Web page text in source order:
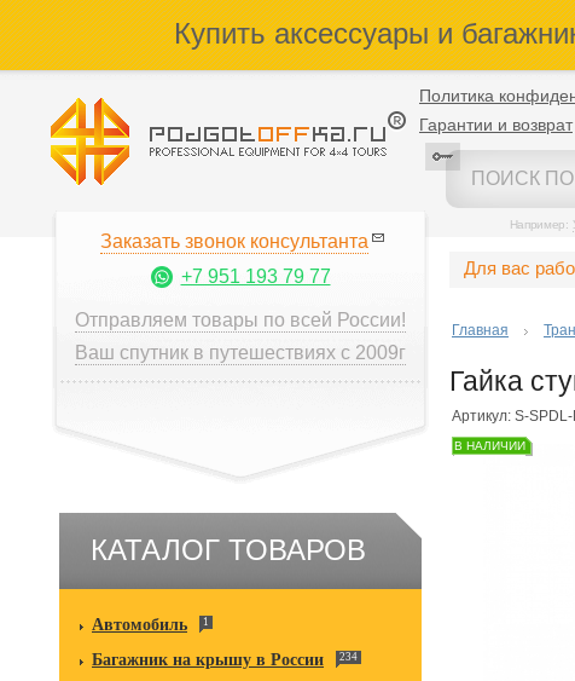
Купить аксессуары и
Политика
Гарантии и возврат
Например:
Заказать звонок консультанта
+7 951 193 79 77
Отправляем товары по всей России!
Ваш спутник в путешествиях с 2009г
КАТАЛОГ ТОВАРОВ
Автомобиль 1
Багажник на крышу в России 234
Для вас
Главная
Гайка
Артикул: S-
В НАЛИЧИИ